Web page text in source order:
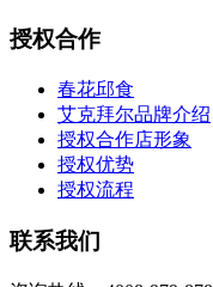
授权合作
春花邱食
艾克拜尔品牌介绍
授权合作店形象
授权优势
授权流程
联系我们